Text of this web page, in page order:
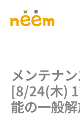
メンテナ
[8/24(木)
能の一般